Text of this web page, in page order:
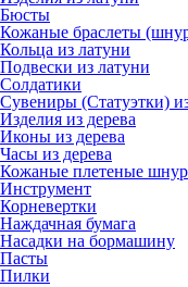
Бюсты
Кожаные браслеты
Кольца из латуни
Подвески из латуни
Солдатики
Сувениры (Статуэтки)
Изделия из дерева
Иконы из дерева
Часы из дерева
Кожаные плетеные
Инструмент
Корневертки
Наждачная бумага
Насадки на бормашину
Пасты
Пилки